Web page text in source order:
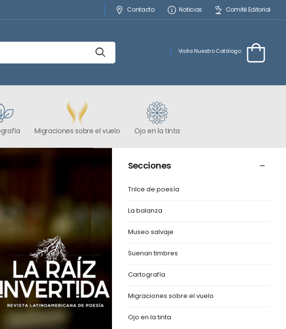
Contacto Noticias Comité Editorial
Visita Nuestro Catálogo:
Migraciones sobre el vuelo Ojo en la tinta
Secciones
Trilce de poesía
La balanza
Museo salvaje
Suenan timbres
Cartografía
Migraciones sobre el vuelo
Ojo en la tinta